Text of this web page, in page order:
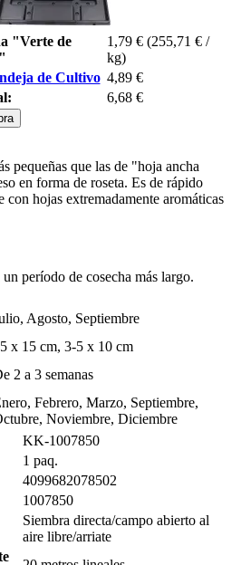
"Verte de
1,79 € (255,71 € /
kg)
de Cultivo 4,89 €
6,68 €
pequeñas que las de "hoja ancha
en forma de roseta. Es de rápido
hojas extremadamente aromáticas
período de cosecha más largo.
Agosto, Septiembre
x 15 cm, 3-5 x 10 cm
2 a 3 semanas
Febrero, Marzo, Septiembre,
Noviembre, Diciembre
KK-1007850
1 paq.
4099682078502
1007850
Siembra directa/campo abierto al
aire libre/arriate